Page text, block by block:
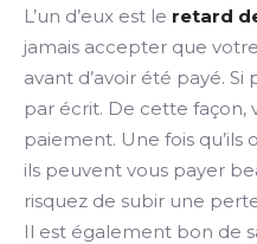
L’un d’eux est le retard
jamais accepter que
avant d’avoir été payé.
par écrit. De cette façon,
paiement. Une fois
ils peuvent vous payer
risquez de subir une
Il est également bon de